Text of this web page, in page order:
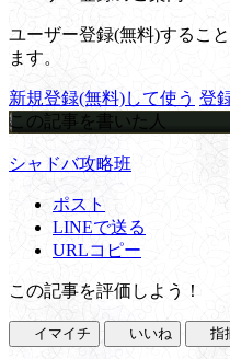
ユーザー登録(無料)するこ
ます。
新規登録(無料)して使う 登
この記事を書いた人
シャドバ攻略班
ポスト
LINEで送る
URLコピー
この記事を評価しよう！
イマイチ いいね 指